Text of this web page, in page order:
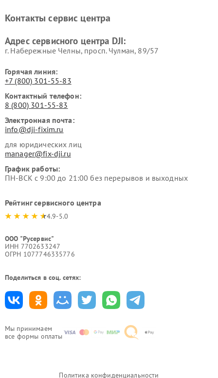
Мы принимаем
все формы оплаты
Контакты сервис центра
Адрес сервисного центра DJI:
г. Набережные Челны, просп. Чулман, 89/57
Горячая линия:
+7 (800) 301-55-83
Контактный телефон:
8 (800) 301-55-83
Электронная почта:
info@dji-fixim.ru
для юридических лиц
manager@fix-dji.ru
График работы:
ПН-ВСК с 9:00 до 21:00 без перерывов и выходных
Рейтинг сервисного центра
4.9-5.0
ООО "Русервис"
ИНН 7702633247
ОГРН 1077746335776
Поделиться в соц. сетях:
Политика конфиденциальности